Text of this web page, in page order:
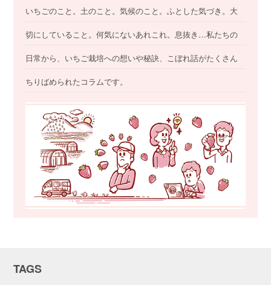
いちごのこと。土のこと。気候のこと。ふとした気づき。大
切にしていること。何気にないあれこれ。息抜き…私たちの
日常から、いちご栽培への想いや秘訣、こぼれ話がたくさん
ちりばめられたコラムです。
TAGS